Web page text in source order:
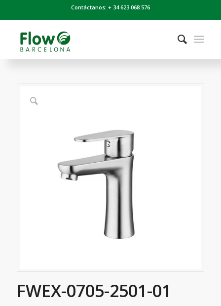
Contáctanos: + 34 623 068 576
FWEX-0705-2501-01